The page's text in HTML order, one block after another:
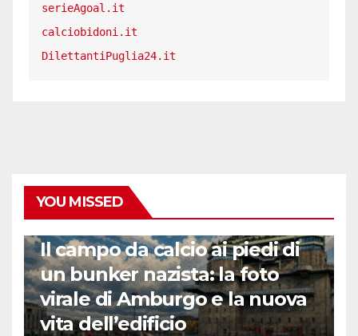
serieAgoal.it
calciobidoni.it
DilettantiPuglia24.it
YOU MISSED
Il campo da calcio ai piedi di
un bunker nazista: la foto
virale di Amburgo e la nuova
vita dell’edificio